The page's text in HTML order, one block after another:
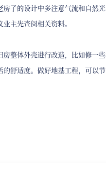
子的设计中多注意气流和自然
主先查阅相关资料。
整体外壳进行改造，比如修一
舒适度。做好地基工程，可以